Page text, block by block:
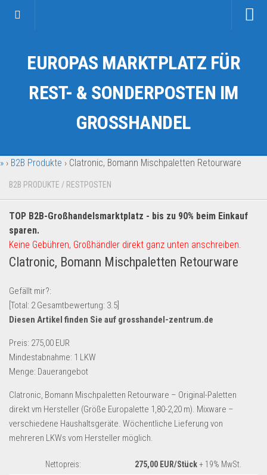
Kategorien
Auto & Motorrad
Fahrzeuge & Transport
Garten & Werkzeug
Geschäft, Büro & Schreibwaren
Geschenkartikel
Handy und Smartphone
Kosmetik & Pflege
Multimedia & Elektro
Münzen
Spielzeug & Games
Schuhe & Accessoires
Uhren & Schmuck
Wohnen & Einrichten
Restposten-Angebote
Restposten für Privatpersonen
EUROPAS MARKTPLATZ FÜR
REST- & SONDERPOSTEN IM
GROSSHANDEL
» › B2B Produkte › Clatronic, Bomann Mischpaletten Retourware
B2B PRODUKTE / RESTPOSTEN
TOP B2B-Großhandelsmarktplatz - bis zu 90% beim Einkauf
sparen.
Keine Gebühren, Großhändler direkt ganz unten anschreiben.
Clatronic, Bomann Mischpaletten Retourware
Gefällt mir?:
[Total: 2Gesamtbewertung: 3.5
Diesen Artikel finden Sie auf grosshandel-zentrum.de
Preis: 275,00 EUR
Mindestabnahme: 1 LKW
Menge: Dauerangebot
Clatronic, Bomann Mischpaletten Retourware – Original-Paletten
direkt vm Hersteller (Größe Europalette 1,80-2,20 m). Mixware –
verschiedene Haushaltsgeräte. Wöchentliche Lieferung von
mehreren LKWs vom Hersteller möglich.
Nettopreis: 275,00 EUR/Stück+ 19% MwSt.